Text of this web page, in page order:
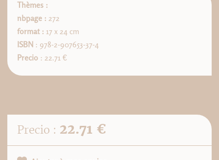
Thèmes :
nbpage : 272
format : 17 x 24 cm
ISBN : 978-2-907653-37-4
Precio : 22.71 €
Precio : 22.71 €